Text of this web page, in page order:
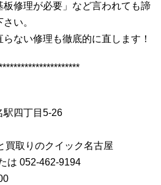
修理が必要」など言われても諦
い。
ない修理も徹底的に直します！
駅四丁目5-26
買取りのクイック名古屋
は 052-462-9194